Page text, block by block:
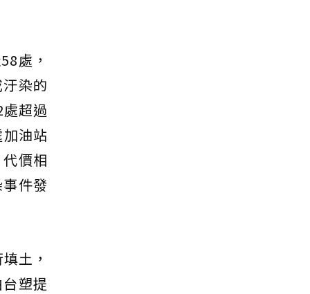
處，
染的
超過
油站
價相
件發
土，
塑提